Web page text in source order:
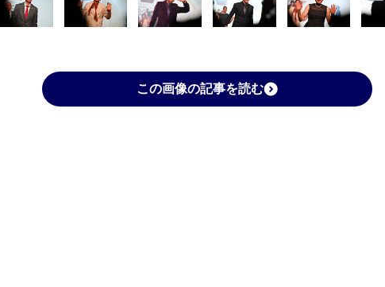
この画像の記事を読む